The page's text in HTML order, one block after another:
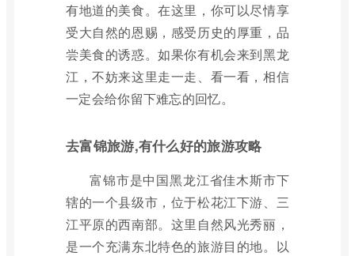
有地道的美食。在这里，你可以尽情享
受大自然的恩赐，感受历史的厚重，品
尝美食的诱惑。如果你有机会来到黑龙
江，不妨来这里走一走、看一看，相信
一定会给你留下难忘的回忆。
去富锦旅游,有什么好的旅游攻略
富锦市是中国黑龙江省佳木斯市下
辖的一个县级市，位于松花江下游、三
江平原的西南部。这里自然风光秀丽，
是一个充满东北特色的旅游目的地。以